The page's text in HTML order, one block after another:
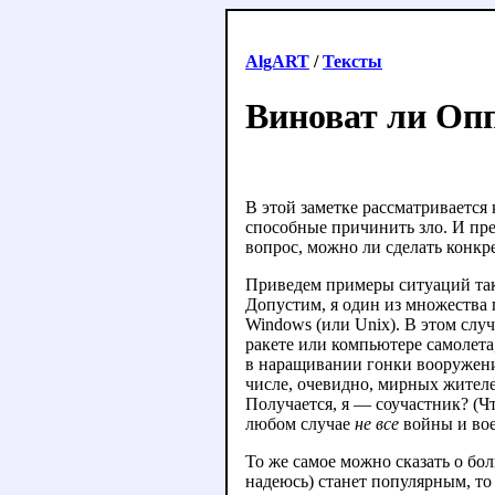
AlgART /Тексты
Виноват ли
В этой заметке
способные причинить зло. И
вопрос, можно ли сделать
Приведем примеры ситуаций
Допустим, я один из множества
Windows (или Unix). В этом
ракете или компьютере
в наращивании гонки
числе, очевидно, мирных
Получается, я — соучастник?
любом случае не все войны и
То же самое можно сказать о
надеюсь) станет популярным,